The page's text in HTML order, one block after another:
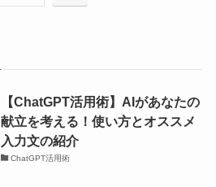
【ChatGPT活用術】AIがあなたの
献立を考える！使い方とオススメ
入力文の紹介
ChatGPT活用術